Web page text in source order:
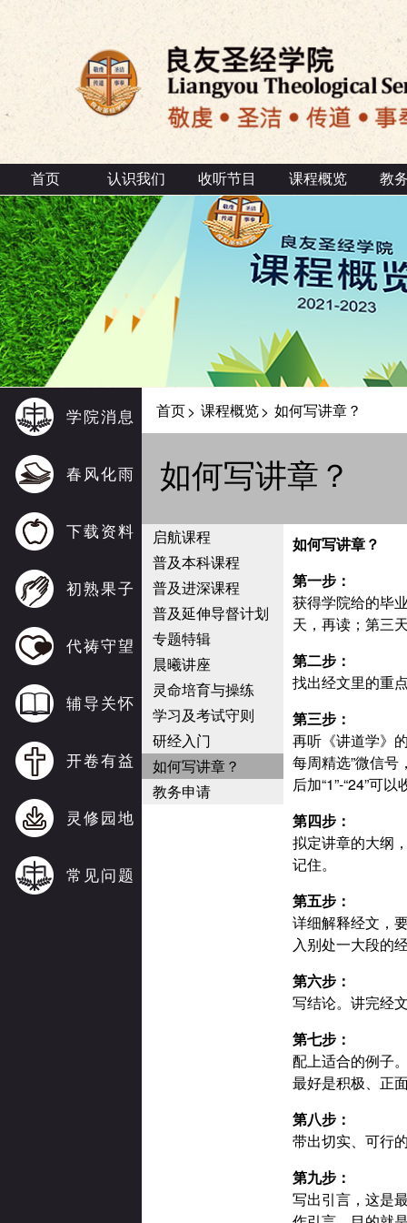
首页 认识我们 收听节目 课程概览 教
学院消息
春风化雨
下载资料
初熟果子
代祷守望
辅导关怀
开卷有益
灵修园地
常见问题
首页> 课程概览> 如何写讲章？
如何写讲章？
启航课程
普及本科课程
普及进深课程
普及延伸导督计划
专题特辑
晨曦讲座
灵命培育与操练
学习及考试守则
研经入门
如何写讲章？
教务申请
如何写讲章？
第一步：
获得学院给的毕
天，再读；第三
第二步：
找出经文里的重
第三步：
再听《讲道学》
每周精选”微信号
后加“1”-“24”可
第四步：
拟定讲章的大纲
记住。
第五步：
详细解释经文，
入别处一大段的
第六步：
写结论。讲完经
第七步：
配上适合的例子
最好是积极、正
第八步：
带出切实、可行
第九步：
写出引言，这是